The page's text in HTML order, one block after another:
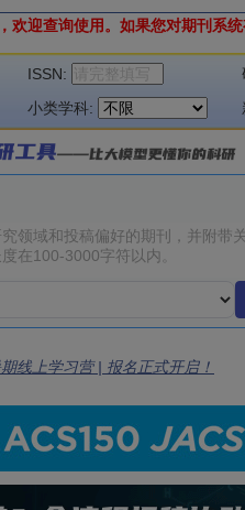
迎查询使用。 如果您对期刊系
ISSN:
小类学科:
线上学习营 | 报名正式开启！